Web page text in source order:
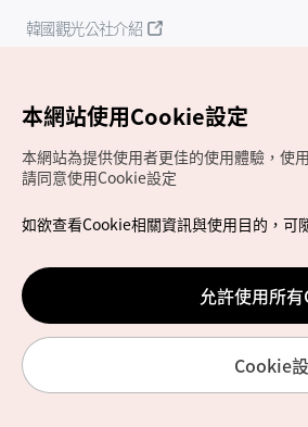
韓國觀光公社介紹
Copyrights (c) 韓國觀光公社版權所有
如有相關疑問或建議，歡迎來信至官
chinese_big5@knto.or.kr
本網站使用Cookie設定
本網站為提供使用者更佳的使用體驗，使
請同意使用Cookie設定
如欲查看Cookie相關資訊與使用目的，可
允許使用所
Cookie